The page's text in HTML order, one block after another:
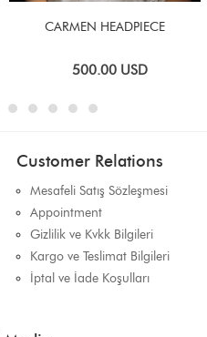
CARMEN HEADPIECE
500.00USD
Customer Relations
Mesafeli Satış Sözleşmesi
Appointment
Gizlilik ve Kvkk Bilgileri
Kargo ve Teslimat Bilgileri
İptal ve İade Koşulları